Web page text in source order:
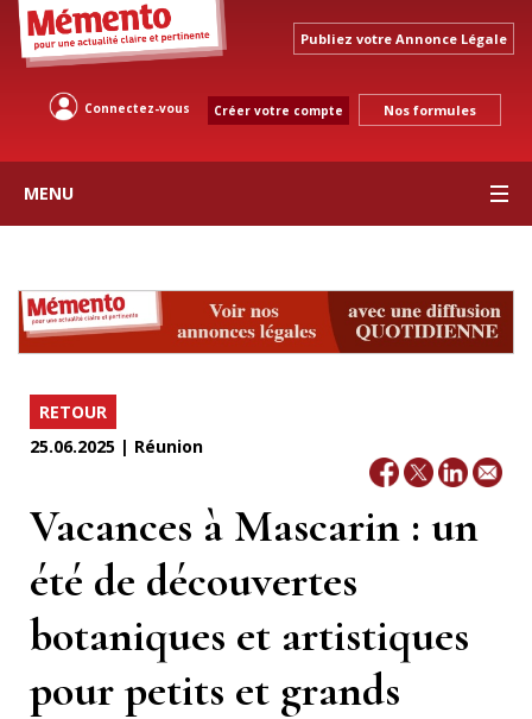
Publiez votre Annonce Légale
Connectez-vous Créer votre compte Nos formules
MENU
RETOUR
25.06.2025 | Réunion
Vacances à Mascarin : un
été de découvertes
botaniques et artistiques
pour petits et grands